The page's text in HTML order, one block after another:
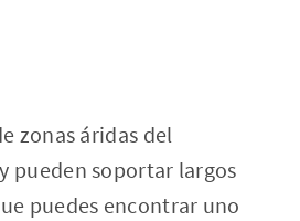
zonas áridas del
pueden soportar largos
puedes encontrar uno